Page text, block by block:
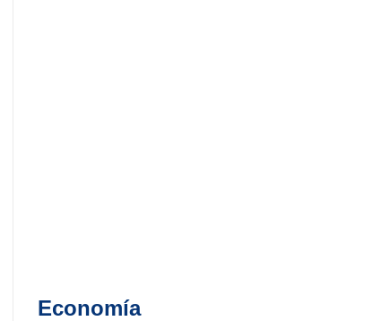
Economía